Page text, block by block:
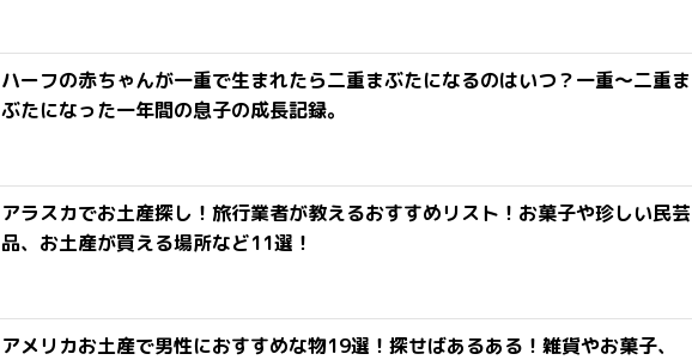
ハーフの赤ちゃんが一重で生まれたら二重まぶたになるのはいつ？一重〜二重ま
ぶたになった一年間の息子の成長記録。
アラスカでお土産探し！旅行業者が教えるおすすめリスト！お菓子や珍しい民芸
品、お土産が買える場所など11選！
アメリカお土産で男性におすすめな物19選！探せばあるある！雑貨やお菓子、